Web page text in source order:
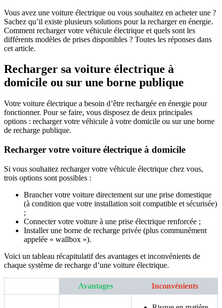
Vous avez une voiture électrique ou vous souhaitez en acheter une ?
Sachez qu’il existe plusieurs solutions pour la recharger en énergie.
Comment recharger votre véhicule électrique et quels sont les
différents modèles de prises disponibles ? Toutes les réponses dans
cet article.
Recharger sa voiture électrique à
domicile ou sur une borne publique
Votre voiture électrique a besoin d’être rechargée en énergie pour
fonctionner. Pour se faire, vous disposez de deux principales
options : recharger votre véhicule à votre domicile ou sur une borne
de recharge publique.
Recharger votre voiture électrique à domicile
Si vous souhaitez recharger votre véhicule électrique chez vous,
trois options sont possibles :
Brancher votre voiture directement sur une prise domestique
(à condition que votre installation soit compatible et sécurisée)
;
Connecter votre voiture à une prise électrique renforcée ;
Installer une borne de recharge privée (plus communément
appelée « wallbox »).
Voici un tableau récapitulatif des avantages et inconvénients de
chaque système de recharge d’une voiture électrique.
Avantages Inconvénients